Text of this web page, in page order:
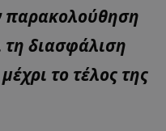
παρακολούθηση
τη διασφάλιση
το τέλος της